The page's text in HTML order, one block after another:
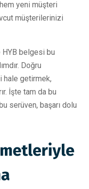
yeni müşteri
müşterilerinizi
HYB belgesi bu
Doğru
hale getirmek,
İşte tam da bu
serüven, başarı dolu